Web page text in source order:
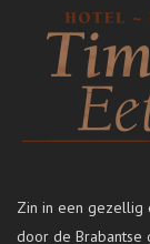
Zin in een gezellig
door de Brabantse